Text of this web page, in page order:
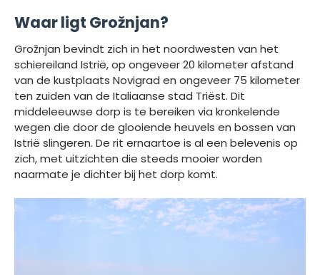
Waar ligt Grožnjan?
Grožnjan bevindt zich in het noordwesten van het
schiereiland Istrië, op ongeveer 20 kilometer afstand
van de kustplaats Novigrad en ongeveer 75 kilometer
ten zuiden van de Italiaanse stad Triëst. Dit
middeleeuwse dorp is te bereiken via kronkelende
wegen die door de glooiende heuvels en bossen van
Istrië slingeren. De rit ernaartoe is al een belevenis op
zich, met uitzichten die steeds mooier worden
naarmate je dichter bij het dorp komt.